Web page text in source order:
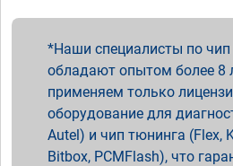
Наши специалисты по
обладают опытом более 8
применяем только
оборудование для
Autel) и чип тюнинга (Flex,
Bitbox, PCMFlash), что